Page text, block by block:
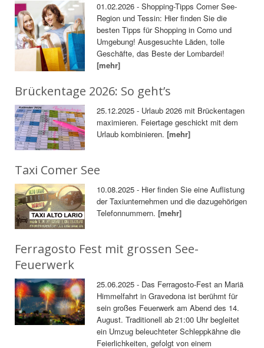
01.02.2026 - Shopping-Tipps Comer See-
Region und Tessin: Hier finden Sie die
besten Tipps für Shopping in Como und
Umgebung! Ausgesuchte Läden, tolle
Geschäfte, das Beste der Lombardei!
[mehr]
Brückentage 2026: So geht’s
25.12.2025 - Urlaub 2026 mit Brückentagen
maximieren. Feiertage geschickt mit dem
Urlaub kombinieren.[mehr]
Taxi Comer See
10.08.2025 - Hier finden Sie eine Auflistung
der Taxiunternehmen und die dazugehörigen
Telefonnummern.[mehr]
Ferragosto Fest mit grossen See-
Feuerwerk
25.06.2025 - Das Ferragosto-Fest an Mariä
Himmelfahrt in Gravedona ist berühmt für
sein großes Feuerwerk am Abend des 14.
August. Traditionell ab 21:00 Uhr begleitet
ein Umzug beleuchteter Schleppkähne die
Feierlichkeiten, gefolgt von einem